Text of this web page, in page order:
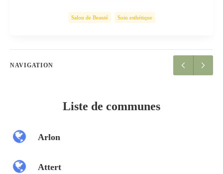
Salon de Beauté Soin esthétique
NAVIGATION
Liste de communes
Arlon
Attert